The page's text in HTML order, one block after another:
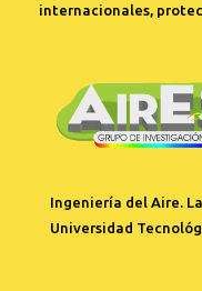
internacionales,
Ingeniería del Aire.
Universidad